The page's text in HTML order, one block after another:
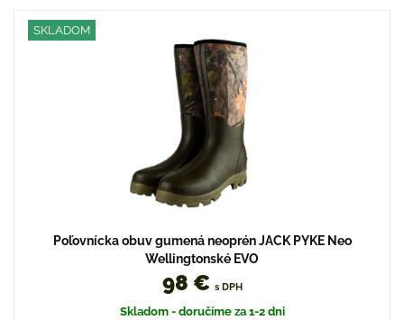
SKLADOM
Poľovnícka obuv gumená neoprén JACK PYKE Neo
Wellingtonské EVO
98 € s DPH
Skladom - doručíme za 1-2 dni